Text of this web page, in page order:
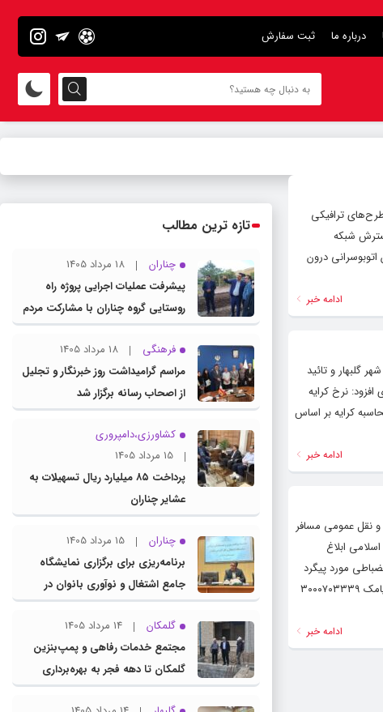
درباره ما ثبت سفارش
ترافیکی
شبکه
درون
ادامه خبر
گلبهار و تائید
و توقف در هر دقیقه ۲۷ تومان تعیین شد. وی افزود: نرخ کرایه
گردید. وی ادامه داد: محاسبه کرایه بر اساس
ادامه خبر
و نقل عمومی مسافر
ابلاغ
محسوب گردیده و متخلفین برابر کدهای تخلفاتی ۱۱۴ و ۲۱۸ نظامنامه انضباطی مورد پیگرد
قرار می‌گیرند . وی ادامه داد: در همین راستا از عموم شهروندان گلبهار تقاضا داریم موارد تخلف را به سامانه تلفن گویا ۱۳۷ و شماره پیامک ۳۰۰۰۷۰۳۳۳۹
ادامه خبر
تازه ترین مطالب
چناران
18 مرداد 1405
پیشرفت عملیات اجرایی پروژه راه
روستایی گروه چناران با مشارکت مردم
و اعتبارات دولتی
فرهنگی
18 مرداد 1405
مراسم گرامیداشت روز خبرنگار و تجلیل
از اصحاب رسانه برگزار شد
کشاورزی،دامپروری
15 مرداد 1405
پرداخت ۸۵ میلیارد ریال تسهیلات به
عشایر چناران
چناران
15 مرداد 1405
برنامه‌ریزی برای برگزاری نمایشگاه
جامع اشتغال و نوآوری بانوان در
چناران
گلمکان
14 مرداد 1405
مجتمع خدمات رفاهی و پمپ‌بنزین
گلمکان تا دهه فجر به بهره‌برداری
می‌رسد